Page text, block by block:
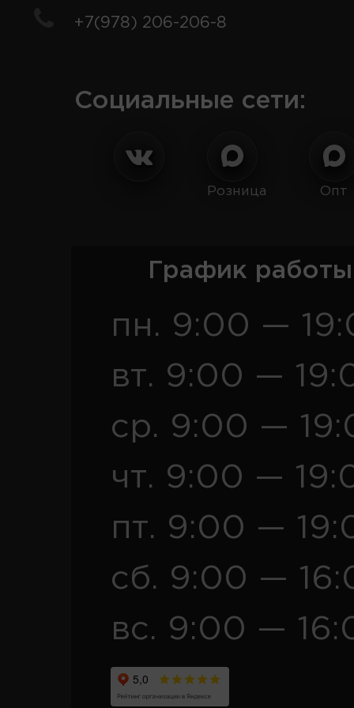
+7(978) 206-206-8
Социальные сети:
Розница Опт
График
пн. 9:00 —
вт. 9:00 —
ср. 9:00 —
чт. 9:00 —
пт. 9:00 —
сб. 9:00 —
вс. 9:00 —